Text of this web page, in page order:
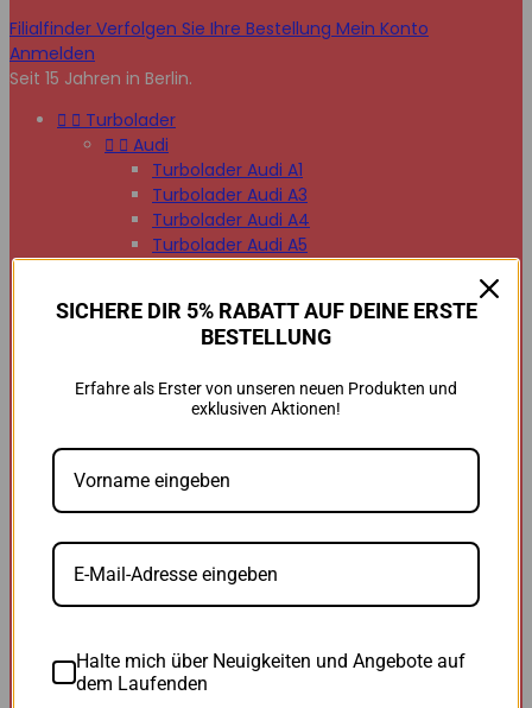
Filialfinder Verfolgen Sie Ihre Bestellung Mein Konto
Anmelden
Seit 15 Jahren in Berlin.
  Turbolader
  Audi
Turbolader Audi A1
Turbolader Audi A3
Turbolader Audi A4
Turbolader Audi A5
Turbolader Audi A8
Turbolader Audi Q2
Turbolader Audi Q5
Turbolader Audi Q7
Turbolader Audi TT
BMW
BMW B47
BMW M47
BMW M57
BMW N47
BMW 118d
BMW 120d
SICHERE DIR 5% RABATT AUF DEINE ERSTE
BESTELLUNG
Erfahre als Erster von unseren neuen Produkten und
exklusiven Aktionen!
Halte mich über Neuigkeiten und Angebote auf
dem Laufenden